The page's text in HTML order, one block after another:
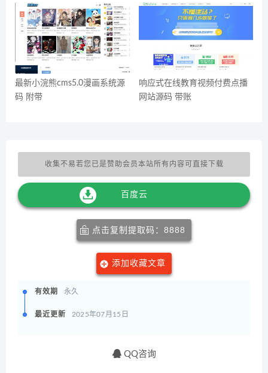
最新小浣熊cms5.0漫画系统源
码 附带
响应式在线教育视频付费点播
网站源码 带账
收集不易若您已是赞助会员本站所有内容可直接下载
百度云
点击复制提取码：8888
添加收藏文章
有效期 永久
最近更新 2025年07月15日
QQ咨询